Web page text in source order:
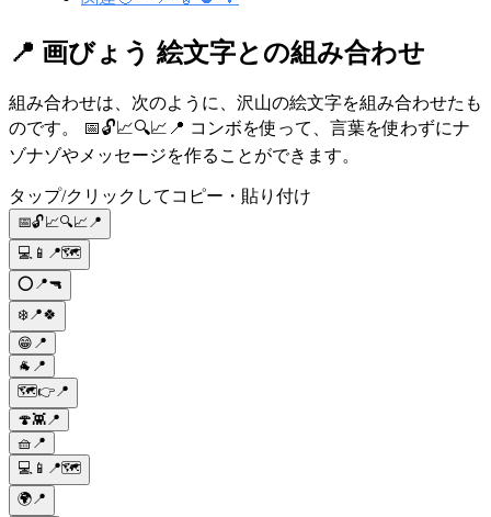
📍 画びょう 絵文字との組み合わせ
組み合わせは、次のように、沢山の絵文字を組み合わせたも
のです。 📅🔓📈🔍📈📍 コンボを使って、言葉を使わずにナ
ゾナゾやメッセージを作ることができます。
タップ/クリックしてコピー・貼り付け
📅🔓📈🔍📈📍
💻📱📍🗺
⭕📍🔫
❄️📍🍀
😁📍
🐐📍
🗺️👉📍
🍄👾📍
🧺📍
💻📱📍🗺
🌍📍